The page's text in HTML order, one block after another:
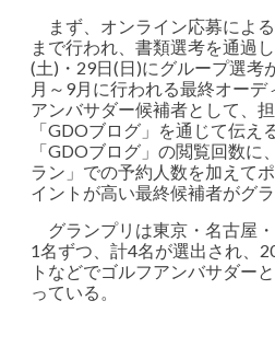
まず、オンライン応募によ
まで行われ、書類選考を通過
(土)・29日(日)にグループ選考
月～9月に行われる最終オーデ
アンバサダー候補者として、
「GDOブログ」を通じて伝え
「GDOブログ」の閲覧回数
ラン」での予約人数を加えて
イントが高い最終候補者がグラ
グランプリは東京・名古屋
1名ずつ、計4名が選出され、
トなどでゴルフアンバサダー
っている。